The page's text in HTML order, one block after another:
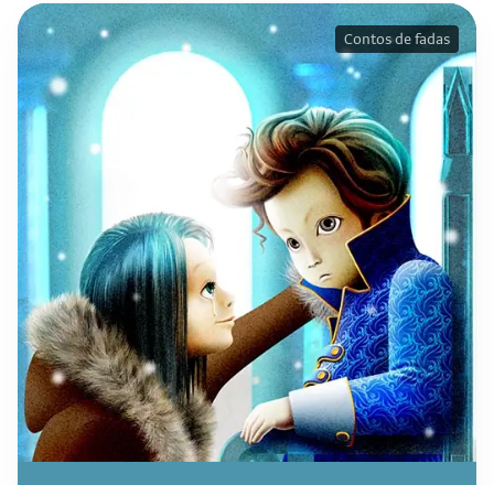
Contos de fadas